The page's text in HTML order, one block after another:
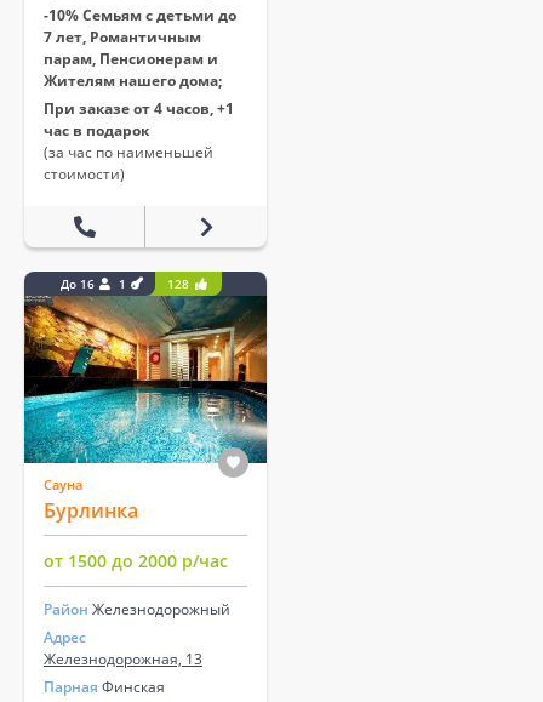
-10% Семьям с детьми до
7 лет, Романтичным
парам, Пенсионерам и
Жителям нашего дома;
При заказе от 4 часов, +1
час в подарок
(за час по наименьшей
стоимости)
До 16 1 128
Сауна
Бурлинка
от 1500 до 2000 р/час
Район Железнодорожный
Адрес
Железнодорожная, 13
Парная Финская